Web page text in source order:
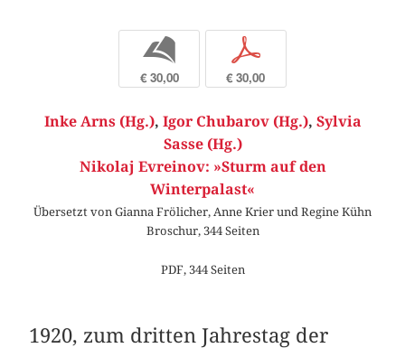
b
€ 30,00
p
€ 30,00
Inke Arns (Hg.), Igor Chubarov (Hg.), Sylvia
Sasse (Hg.)
Nikolaj Evreinov: »Sturm auf den
Winterpalast«
Übersetzt von Gianna Frölicher, Anne Krier und Regine Kühn
Broschur, 344 Seiten
PDF, 344 Seiten
1920, zum dritten Jahrestag der